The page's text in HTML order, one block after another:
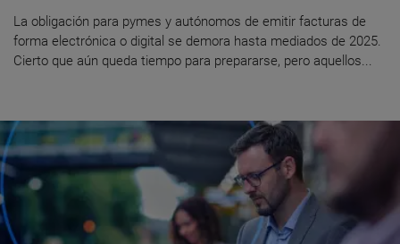
La obligación para pymes y autónomos de emitir facturas de
forma electrónica o digital se demora hasta mediados de 2025.
Cierto que aún queda tiempo para prepararse, pero aquellos...